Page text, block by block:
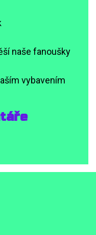
naše fanoušky
vybavením